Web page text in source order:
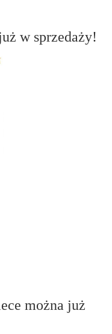
w sprzedaży!
można już